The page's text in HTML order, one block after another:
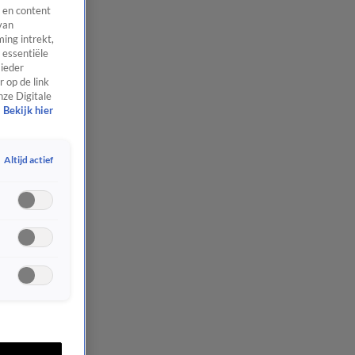
en content
intrekt,
op de link
Digitale
Bekijk hier
Altijd actief